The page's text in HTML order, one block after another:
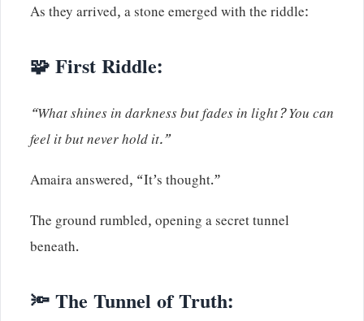
As they arrived, a stone emerged with the riddle:
🧩 First Riddle:
“What shines in darkness but fades in light? You can
feel it but never hold it.”
Amaira answered, “It’s thought.”
The ground rumbled, opening a secret tunnel
beneath.
🔦 The Tunnel of Truth: